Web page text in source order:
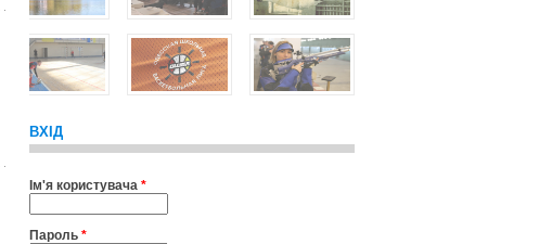
ВХІД
Ім'я користувача *
Пароль *